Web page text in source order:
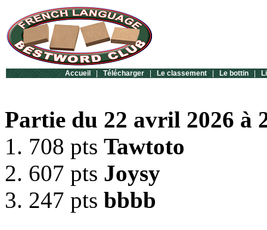
Accueil | Télécharger | Le classement | Le bottin |
Partie du 22 avril 2026 à
1. 708 pts Tawtoto
2. 607 pts Joysy
3. 247 pts bbbb